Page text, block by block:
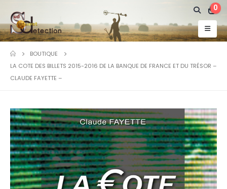
0
BOUTIQUE
LA COTE DES BILLETS 2015-2016 DE LA BANQUE DE FRANCE ET DU TRÉSOR –
CLAUDE FAYETTE –